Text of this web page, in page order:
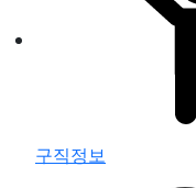
구직정보